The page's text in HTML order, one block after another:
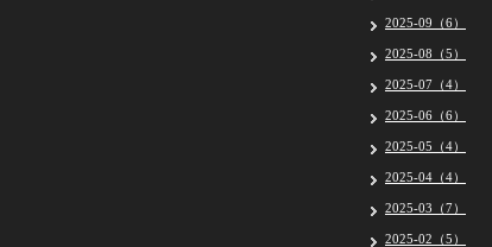
2025-09（6）
2025-08（5）
2025-07（4）
2025-06（6）
2025-05（4）
2025-04（4）
2025-03（7）
2025-02（5）